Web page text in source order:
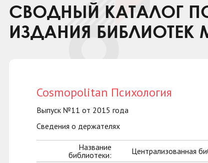
СВОДНЫЙ КАТАЛОГ
ИЗДАНИЯ
Cosmopolitan Психология
Выпуск №11 от 2015 года
Сведения о держателях
Название
библиотеки:
Централизованная